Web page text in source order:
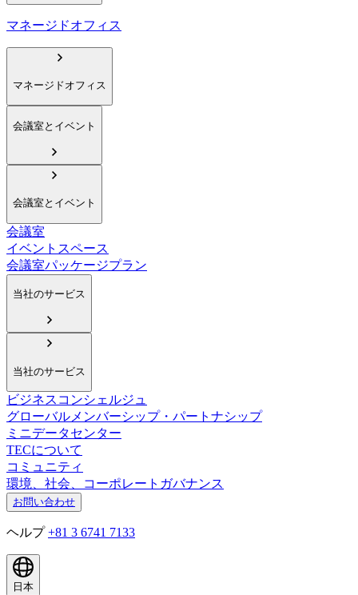
マネージドオフィス
マネージドオフィス
会議室とイベント
会議室とイベント
会議室
イベントスペース
会議室パッケージプラン
当社のサービス
当社のサービス
ビジネスコンシェルジュ
グローバルメンバーシップ・パートナシップ
ミニデータセンター
TECについて
コミュニティ
環境、社会、コーポレートガバナンス
お問い合わせ
ヘルプ +81 3 6741 7133
日本